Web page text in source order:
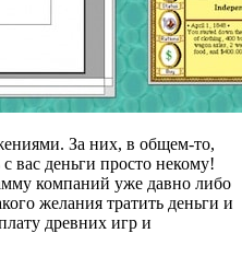
За них, в общем-то,
деньги просто некому!
компаний уже давно либо
желания тратить деньги и
древних игр и